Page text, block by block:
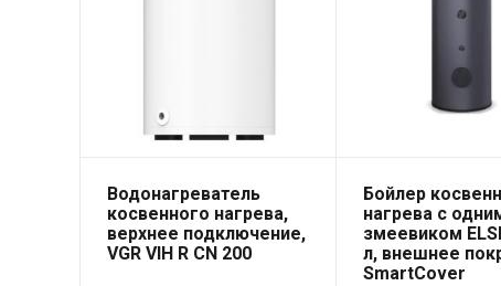
Водонагреватель
косвенного нагрева,
верхнее подключение,
VGR VIH R CN 200
Бойлер
нагрева с
змеевиком
л, внешнее
SmartCover